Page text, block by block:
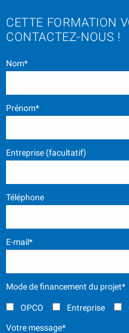
CETTE FORMATION
CONTACTEZ-NOUS !
Nom*
Prénom*
Entreprise (facultatif)
Téléphone
E-mail*
Mode de financement du projet*
OPCO Entreprise
Votre message*